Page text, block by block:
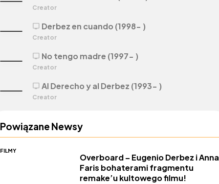
tv Derbez en cuando (1998- )
Creator
tv No tengo madre (1997- )
Creator
tv Al Derecho y al Derbez (1993- )
Creator
Creator
Powiązane Newsy
FILMY
Overboard – Eugenio Derbez i Anna
Faris bohaterami fragmentu
remake’u kultowego filmu!